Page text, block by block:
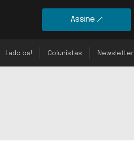
Assine
Lado oa! Colunistas Newsletter